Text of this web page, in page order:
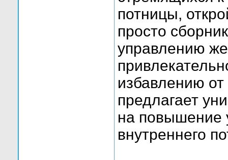
потницы,
просто
управлению
избавлению
предлагает
на повышение
внутреннего